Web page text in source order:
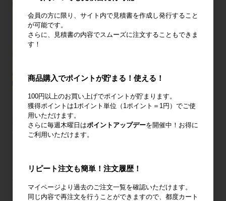
会員の方に限り、サイト内で見積書を作成し発行すること
が可能です。
さらに、見積書の内容でスムーズに注文することもできま
す！
商品購入でポイントが貯まる！使える！
100円以上のお買い上げでポイントが貯まります。
獲得ポイントは1ポイント単位（1ポイント＝1円）でご使
用いただけます。
さらに毎週木曜日はポイントアップデーを開催中！お得に
ご利用いただけます。
リピート注文も簡単！注文履歴！
マイページより過去のご注文一覧を確認いただけます。
同じ内容で再注文を行うことができますので、都度カート